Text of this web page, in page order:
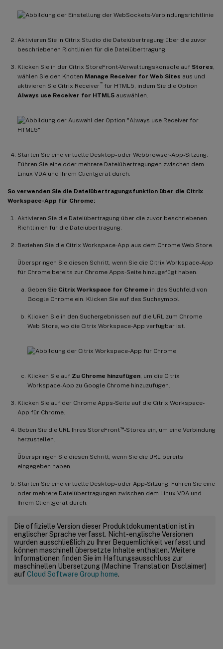
Aktivieren Sie in Citrix Studio die Dateiübertragung über die zuvor
beschriebenen Richtlinien für die Dateiübertragung.
Klicken Sie in der Citrix StoreFront-Verwaltungskonsole auf Stores
wählen Sie den Knoten Manage Receiver for Web Sites aus und
aktivieren Sie Citrix Receiver™ für HTML5, indem Sie die Option
Always use Receiver for HTML5 auswählen.
Starten Sie eine virtuelle Desktop- oder Webbrowser-App-Sitzung.
Führen Sie eine oder mehrere Dateiübertragungen zwischen dem
Linux VDA und Ihrem Clientgerät durch.
So verwenden Sie die Dateiübertragungsfunktion über die Citrix
Workspace-App für Chrome:
Aktivieren Sie die Dateiübertragung über die zuvor beschriebenen
Richtlinien für die Dateiübertragung.
Beziehen Sie die Citrix Workspace-App aus dem Chrome Web Store.
Überspringen Sie diesen Schritt, wenn Sie die Citrix Workspace-App
für Chrome bereits zur Chrome Apps-Seite hinzugefügt haben.
Geben Sie Citrix Workspace for Chrome in das Suchfeld von
Google Chrome ein. Klicken Sie auf das Suchsymbol.
Klicken Sie in den Suchergebnissen auf die URL zum Chrome
Web Store, wo die Citrix Workspace-App verfügbar ist.
Klicken Sie auf Zu Chrome hinzufügen , um die Citrix
Workspace-App zu Google Chrome hinzuzufügen.
Klicken Sie auf der Chrome Apps-Seite auf die Citrix Workspace-
App für Chrome.
Geben Sie die URL Ihres StoreFront™-Stores ein, um eine Verbindung
herzustellen.
Überspringen Sie diesen Schritt, wenn Sie die URL bereits
eingegeben haben.
Starten Sie eine virtuelle Desktop- oder App-Sitzung. Führen Sie eine
oder mehrere Dateiübertragungen zwischen dem Linux VDA und
Ihrem Clientgerät durch.
Die offizielle Version dieser Produktdokumentation ist in
englischer Sprache verfasst. Nicht-englische Versionen
wurden ausschließlich zu Ihrer Bequemlichkeit verfasst und
können maschinell übersetzte Inhalte enthalten. Weitere
Informationen finden Sie im Haftungsausschluss zur
maschinellen Übersetzung (Machine Translation Disclaimer)
auf Cloud Software Group home.